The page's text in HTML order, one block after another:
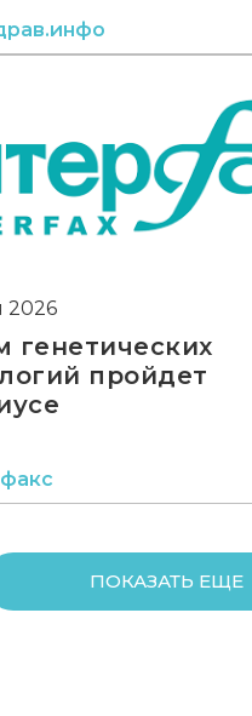
2026
генетических
пройдет
ПОКАЗАТЬ ЕЩЕ